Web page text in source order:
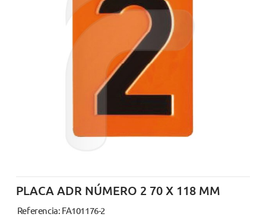
PLACA ADR NÚMERO 2 70 X 118 MM
Referencia: FA101176-2